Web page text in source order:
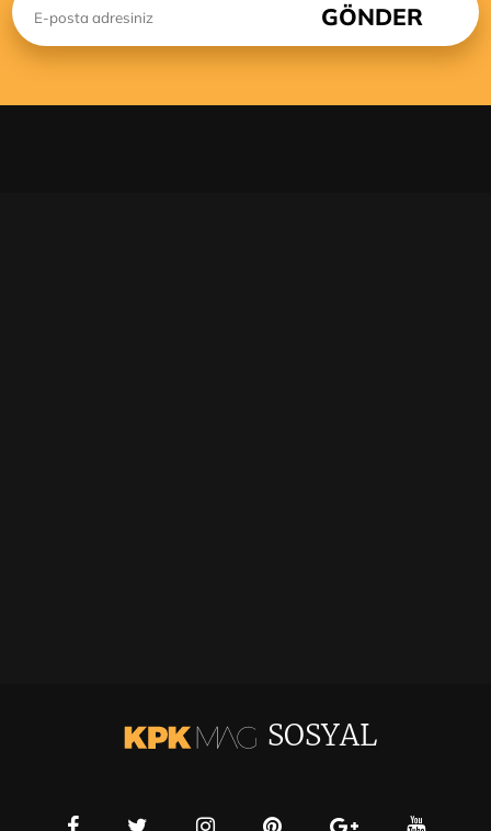
SOSYAL